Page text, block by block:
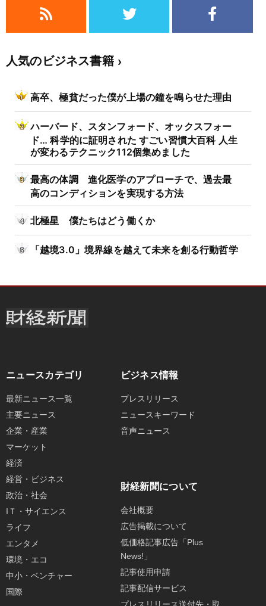
人気のビジネス書籍
高卒、極貧だった僕が上場の鐘を鳴らせた理由
ハーバード、スタンフォード、オックスフォー
ド… 科学的に証明された すごい習慣大百科 人生
が変わるテクニック112個集めました
最高の体調 進化医学のアプローチで、過去最
高のコンディションを実現する方法
北極星 僕たちはどう働くか
「越境3.0」境界線を越えて未来を創る行動哲学
ニュースカテゴリ
最新ニュース一覧
主要ニュース
企業・産業
マーケット
経済
経営・ビジネス
政治・社会
IＴ・サイエンス
ライフ
エンタメ
環境・エコ
中小・ベンチャー
国際
ビジネス情報
プレスリリース
ニュースキーワード
音声ニュース
財経新聞について
会社概要
広告掲載について
低価格記事広告「Plus
News!」
記事使用申請
記事配信サービス